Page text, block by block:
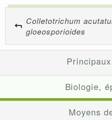
Colletotrichum
gloeosporioides
Biologie,
Moyens